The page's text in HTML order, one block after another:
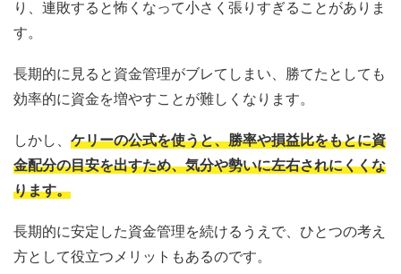
り、連敗すると怖くなって小さく張りすぎることがありま
す。
長期的に見ると資金管理がブレてしまい、勝てたとしても
効率的に資金を増やすことが難しくなります。
しかし、 ケリーの公式を使うと、勝率や損益比をもとに資
金配分の目安を出すため、気分や勢いに左右されにくくな
ります。
長期的に安定した資金管理を続けるうえで、ひとつの考え
方として役立つメリットもあるのです。